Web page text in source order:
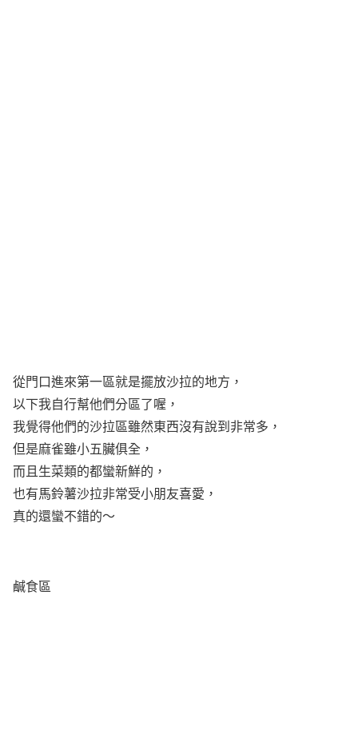
從門口進來第一區就是擺放沙拉的地方，
以下我自行幫他們分區了喔，
我覺得他們的沙拉區雖然東西沒有說到非常多，
但是麻雀雖小五臟俱全，
而且生菜類的都蠻新鮮的，
也有馬鈴薯沙拉非常受小朋友喜愛，
真的還蠻不錯的～
鹹食區